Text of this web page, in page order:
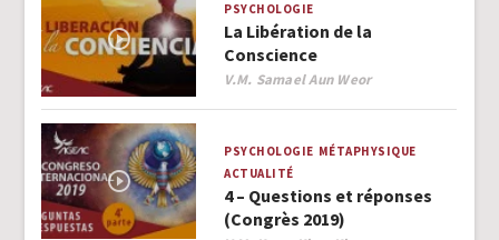
PSYCHOLOGIE
La Libération de la
Conscience
Author
V.M. Samael Aun Weor
PSYCHOLOGIE MÉTAPHYSIQUE
ACTUALITÉ
4 – Questions et réponses
(Congrès 2019)